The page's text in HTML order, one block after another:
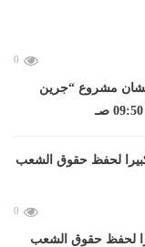
0
مشروع “جرين
0
لحفظ حقوق الشعب